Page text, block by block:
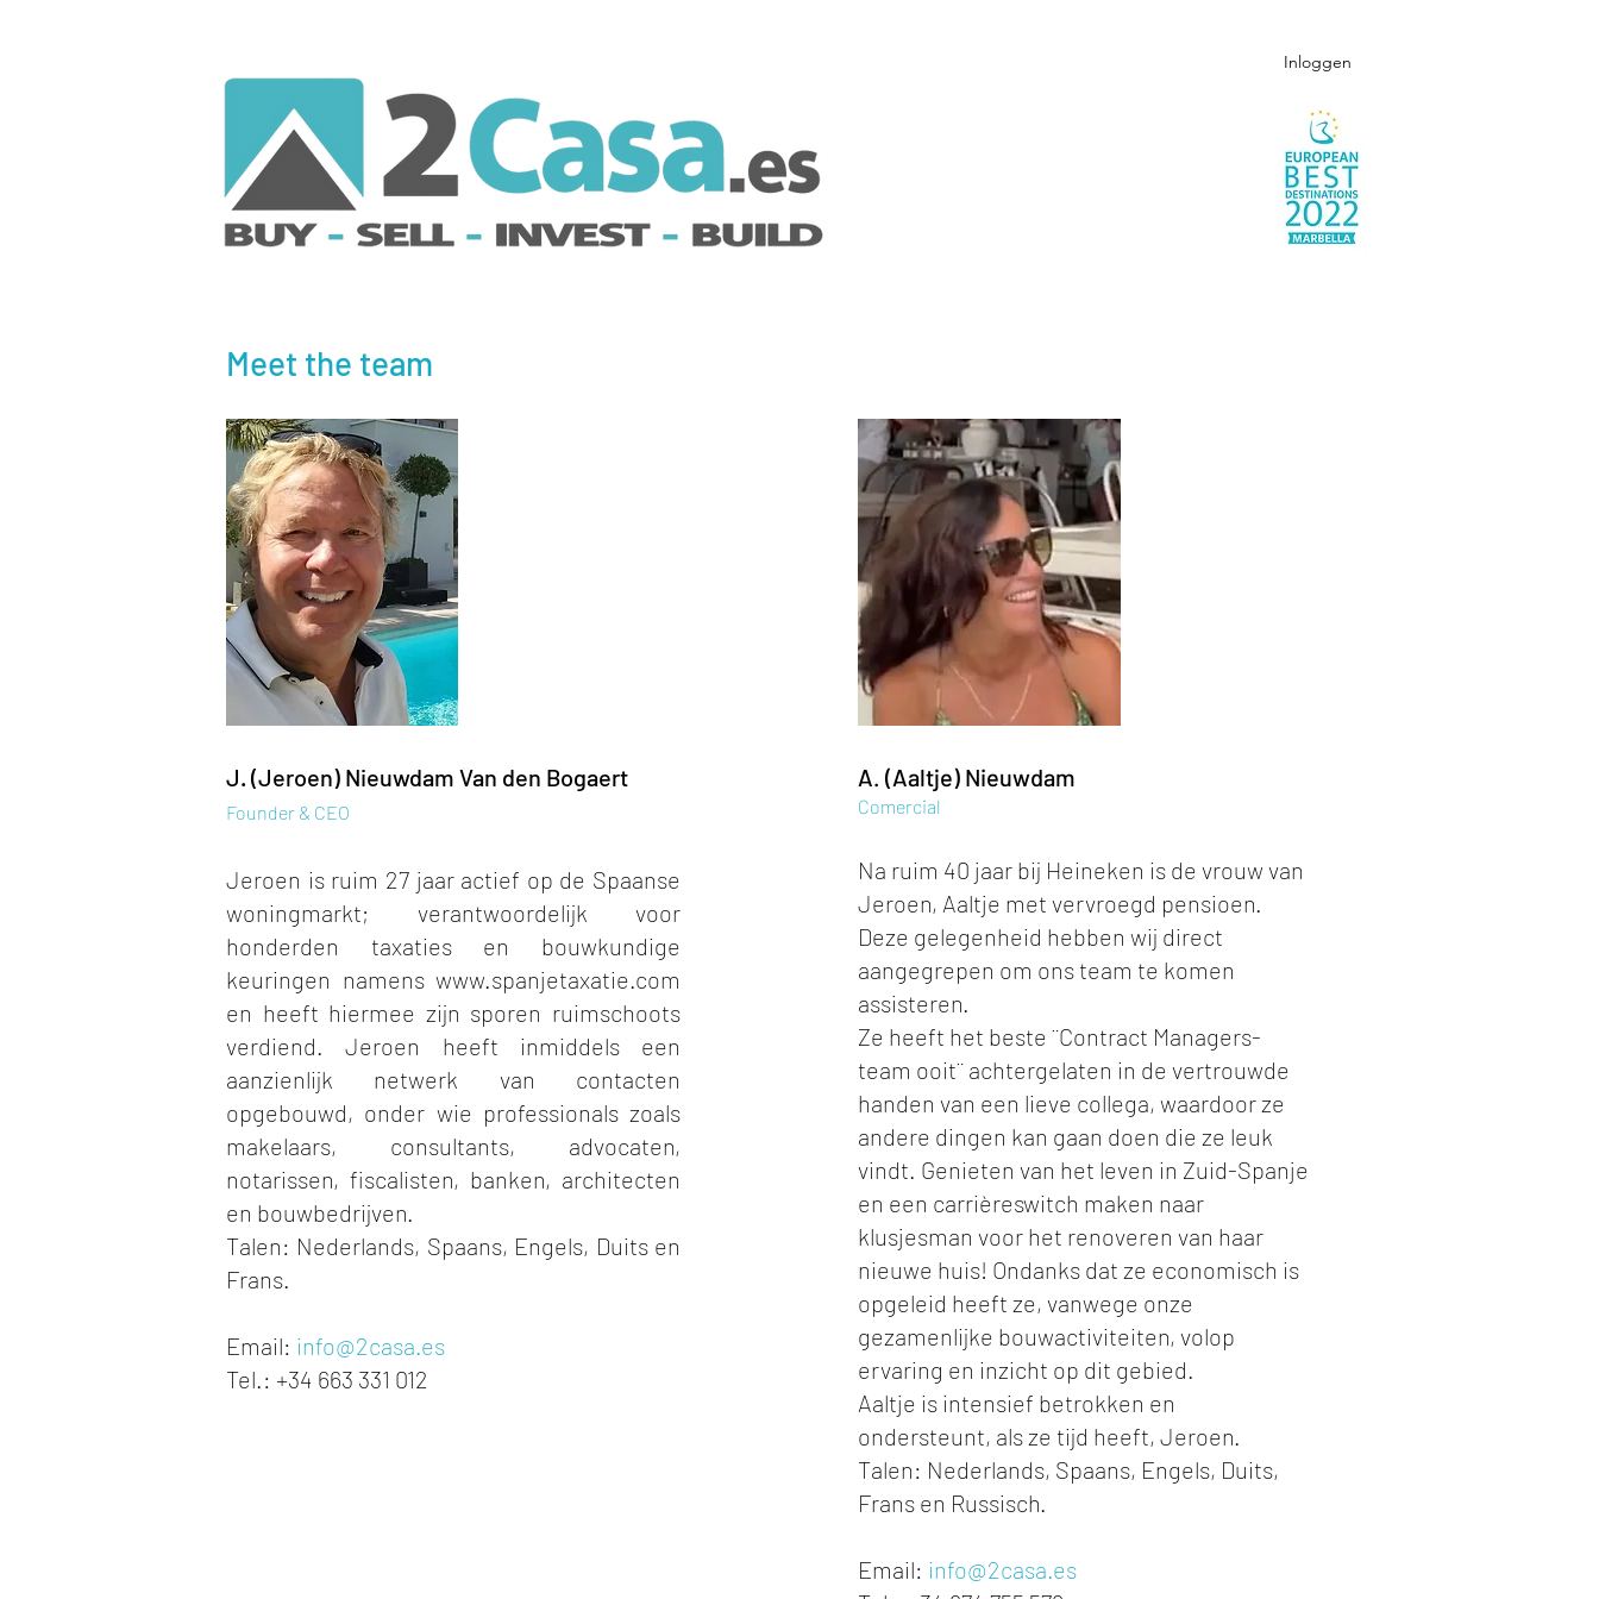
Inloggen
Meet the team
J. (Jeroen) Nieuwdam Van den Bogaert
Founder & CEO
Jeroen is ruim 27 jaar actief op de Spaanse
woningmarkt; verantwoordelijk voor
honderden taxaties en bouwkundige
keuringen namens www.spanjetaxatie.com
en heeft hiermee zijn sporen ruimschoots
verdiend. Jeroen heeft inmiddels een
aanzienlijk netwerk van contacten
opgebouwd, onder wie professionals zoals
makelaars, consultants, advocaten,
notarissen, fiscalisten, banken, architecten
en bouwbedrijven.
Talen: Nederlands, Spaans, Engels, Duits en
Frans.
Email: info@2casa.es
Tel.: +34 663 331 012
A. (Aaltje) Nieuwdam
Comercial
Na ruim 40 jaar bij Heineken is de vrouw van
Jeroen, Aaltje met vervroegd pensioen.
Deze gelegenheid hebben wij direct
aangegrepen om ons team te komen
assisteren.
Ze heeft het beste ¨Contract Managers-
team ooit¨ achtergelaten in de vertrouwde
handen van een lieve collega, waardoor ze
andere dingen kan gaan doen die ze leuk
vindt. Genieten van het leven in Zuid-Spanje
en een carrièreswitch maken naar
klusjesman voor het renoveren van haar
nieuwe huis! Ondanks dat ze economisch is
opgeleid heeft ze, vanwege onze
gezamenlijke bouwactiviteiten, volop
ervaring en inzicht op dit gebied.
Aaltje is intensief betrokken en
ondersteunt, als ze tijd heeft, Jeroen.
Talen: Nederlands, Spaans, Engels, Duits,
Frans en Russisch.
Email: info@2casa.es